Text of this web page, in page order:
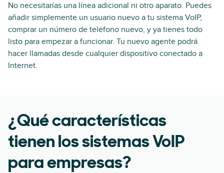
No necesitarías una línea adicional ni otro aparato. Puedes
añadir simplemente un usuario nuevo a tu sistema VoIP,
comprar un número de teléfono nuevo, y ya tienes todo
listo para empezar a funcionar. Tu nuevo agente podrá
hacer llamadas desde cualquier dispositivo conectado a
Internet.
¿Qué características
tienen los sistemas VoIP
para empresas?